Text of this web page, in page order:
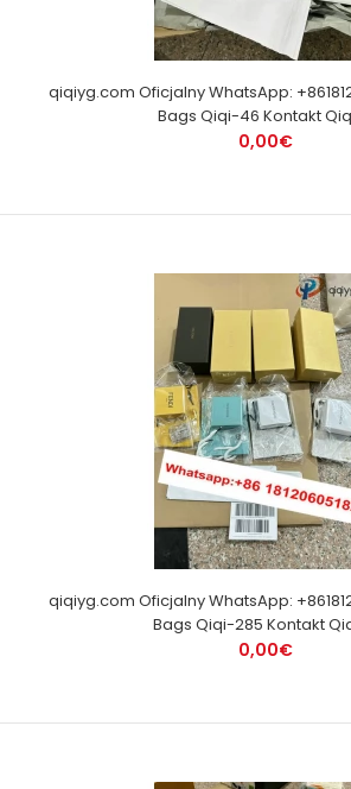
qiqiyg.com Oficjalny WhatsApp:
Bags Qiqi-46 Kontakt
0,00€
qiqiyg.com Oficjalny WhatsApp:
Bags Qiqi-285 Kontakt
0,00€